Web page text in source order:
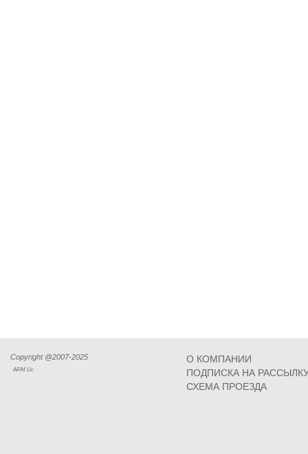
Copyright @2007-2025
ARM Llc
О КОМПАНИИ
ПОДПИСКА НА
СХЕМА ПРОЕЗДА